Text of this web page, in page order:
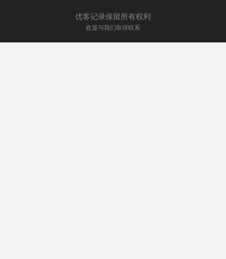
优客记录保留所有权利
欢迎与我们取得联系